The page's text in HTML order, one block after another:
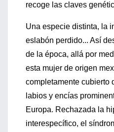
recoge las claves
Una especie distinta, la
eslabón perdido... Así
de la época, allá por
esta mujer de origen
completamente cubierto
labios y encías
Europa. Rechazada la
interespecífico, el